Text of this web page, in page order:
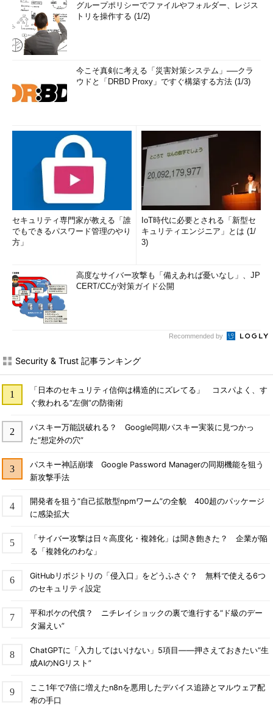
グループポリシーでファイルやフォルダー、レジス
トリを操作する (1/2)
今こそ真剣に考える「災害対策システム」──クラ
ウドと「DRBD Proxy」ですぐ構築する方法 (1/3)
セキュリティ専門家が教える「誰
でもできるパスワード管理のやり
方」
IoT時代に必要とされる「新型セ
キュリティエンジニア」とは (1/
3)
高度なサイバー攻撃も「備えあれば憂いなし」、JP
CERT/CCが対策ガイド公開
Recommended by
Security & Trust 記事ランキング
「日本のセキュリティ信仰は構造的にズレてる」 コスパよく、す
ぐ救われる“左側”の防衛術
パスキー万能説破れる？ Google同期パスキー実装に見つかっ
た“想定外の穴”
パスキー神話崩壊 Google Password Managerの同期機能を狙う
新攻撃手法
開発者を狙う“自己拡散型npmワーム”の全貌 400超のパッケージ
に感染拡大
「サイバー攻撃は日々高度化・複雑化」は聞き飽きた？ 企業が陥
る「複雑化のわな」
GitHubリポジトリの「侵入口」をどうふさぐ？ 無料で使える6つ
のセキュリティ設定
平和ボケの代償？ ニチレイショックの裏で進行する“ド級のデー
タ漏えい”
ChatGPTに「入力してはいけない」5項目――押さえておきたい“生
成AIのNGリスト”
ここ1年で7倍に増えたn8nを悪用したデバイス追跡とマルウェア配
布の手口